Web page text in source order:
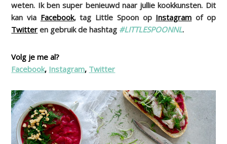
weten. Ik ben super benieuwd naar jullie kookkunsten. Dit
kan via Facebook, tag Little Spoon op Instagram of op
Twitter en gebruik de hashtag #LITTLESPOONNL.
Volg je me al?
Facebook, Instagram, Twitter